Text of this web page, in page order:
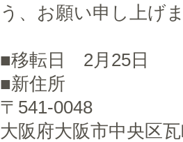
う、お願い申し上げ
■移転日 2月25日
■新住所
〒541-0048
大阪府大阪市中央区